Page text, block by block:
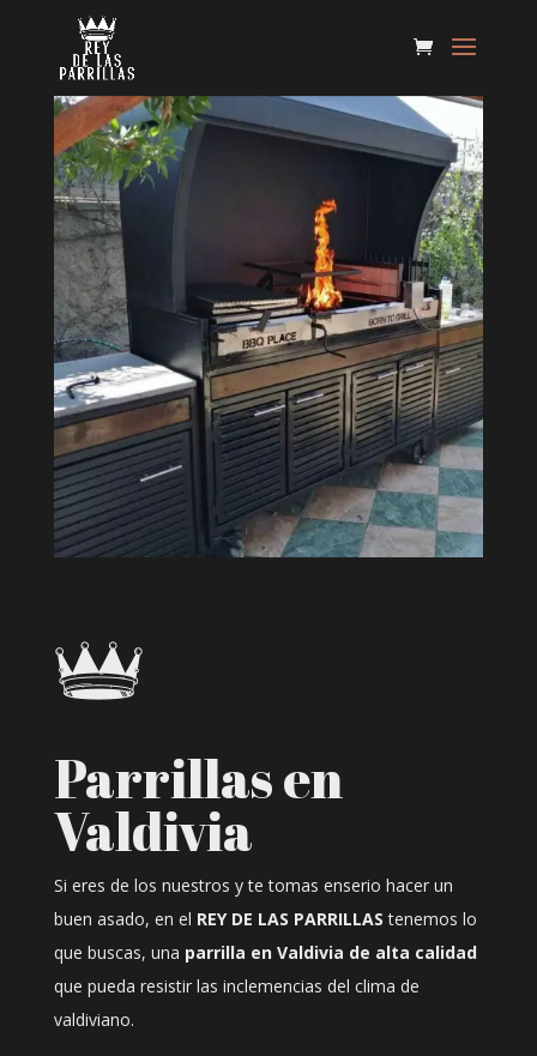
Parrillas en
Valdivia
Si eres de los nuestros y te tomas enserio hacer un
buen asado, en el REY DE LAS PARRILLAS tenemos lo
que buscas, una parrilla en Valdivia de alta calidad
que pueda resistir las inclemencias del clima de
valdiviano.